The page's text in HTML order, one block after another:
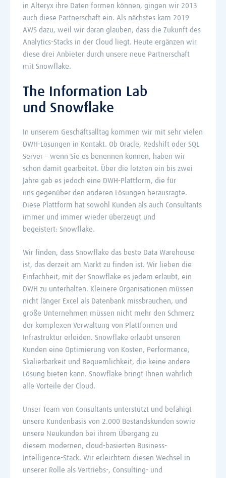
in Alteryx ihre Daten formen können, gingen wir 2013
auch diese Partnerschaft ein. Als nächstes kam 2019
AWS dazu, weil wir daran glauben, dass die Zukunft des
Analytics-Stacks in der Cloud liegt. Heute ergänzen wir
diese drei Anbieter durch unsere neue Partnerschaft
mit Snowflake.
The Information Lab
und Snowflake
In unserem Geschäftsalltag kommen wir mit sehr vielen
DWH-Lösungen in Kontakt. Ob Oracle, Redshift oder SQL
Server – wenn Sie es benennen können, haben wir
schon damit gearbeitet. Über die letzten ein bis zwei
Jahre gab es jedoch eine DWH-Plattform, die für
uns gegenüber den anderen Lösungen herausragte.
Diese Plattform hat sowohl Kunden als auch Consultants
immer und immer wieder überzeugt und
begeistert: Snowflake.
Wir finden, dass Snowflake das beste Data Warehouse
ist, das derzeit am Markt zu finden ist. Wir lieben die
Einfachheit, mit der Snowflake es jedem erlaubt, ein
DWH zu unterhalten. Kleinere Organisationen müssen
nicht länger Excel als Datenbank missbrauchen, und
große Unternehmen müssen nicht mehr den Schmerz
der komplexen Verwaltung von Plattformen und
Infrastruktur erleiden. Snowflake erlaubt unseren
Kunden eine Optimierung von Kosten, Performance,
Skalierbarkeit und Bequemlichkeit, die keine andere
Lösung bieten kann. Snowflake bringt Ihnen wahrlich
alle Vorteile der Cloud.
Unser Team von Consultants unterstützt und befähigt
unsere Kundenbasis von 2.000 Bestandskunden sowie
unsere Neukunden bei ihrem Übergang zu
diesem modernen, cloud-basierten Business-
Intelligence-Stack. Wir erleichtern diesen Wechsel in
unserer Rolle als Vertriebs-, Consulting- und